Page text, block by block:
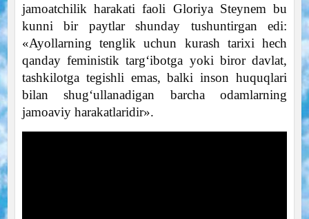
jamoatchilik harakati faoli Gloriya Steynem bu
kunni bir paytlar shunday tushuntirgan edi:
«Ayollarning tenglik uchun kurash tarixi hech
qanday feministik targ‘ibotga yoki biror davlat,
tashkilotga tegishli emas, balki inson huquqlari
bilan shug‘ullanadigan barcha odamlarning
jamoaviy harakatlaridir».